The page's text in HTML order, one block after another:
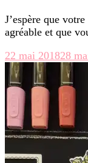
J’espère que
agréable et que
22 mai 201828